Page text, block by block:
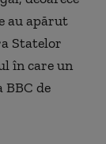
au apărut
Statelor
în care un
de